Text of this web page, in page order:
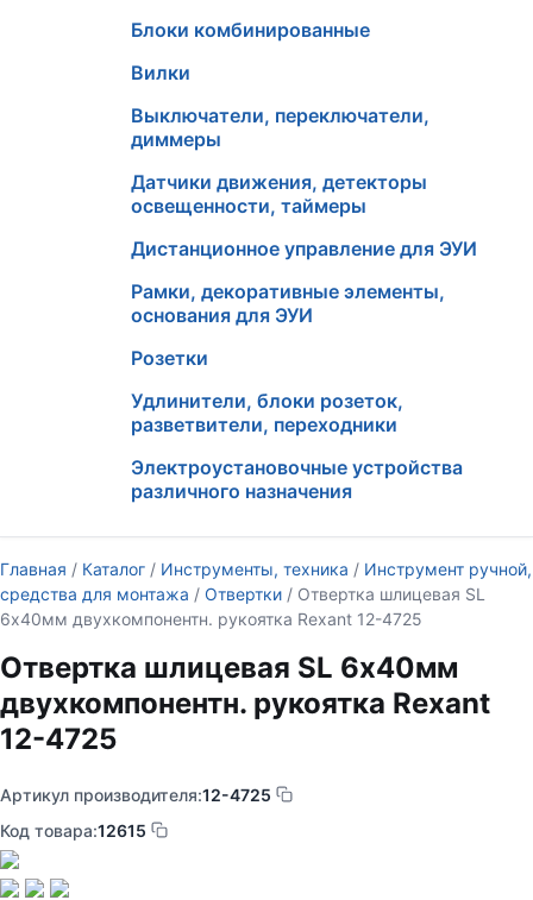
Блоки комбинированные
Вилки
Выключатели, переключатели,
диммеры
Датчики движения, детекторы
освещенности, таймеры
Дистанционное управление для ЭУИ
Рамки, декоративные элементы,
основания для ЭУИ
Розетки
Удлинители, блоки розеток,
разветвители, переходники
Электроустановочные устройства
различного назначения
Главная / Каталог / Инструменты, техника / Инструмент ручной,
средства для монтажа / Отвертки / Отвертка шлицевая SL
6х40мм двухкомпонентн. рукоятка Rexant 12-4725
Отвертка шлицевая SL 6х40мм
двухкомпонентн. рукоятка Rexant
12-4725
Артикул производителя:12-4725
Код товара:12615